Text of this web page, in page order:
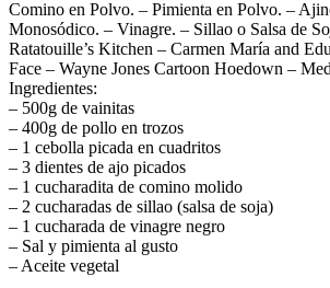
Comino en Polvo. – Pimienta en Polvo. –
Monosódico. – Vinagre. – Sillao o Salsa de
Ratatouille’s Kitchen – Carmen María and
Face – Wayne Jones Cartoon Hoedown –
Ingredientes:
– 500g de vainitas
– 400g de pollo en trozos
– 1 cebolla picada en cuadritos
– 3 dientes de ajo picados
– 1 cucharadita de comino molido
– 2 cucharadas de sillao (salsa de soja)
– 1 cucharada de vinagre negro
– Sal y pimienta al gusto
– Aceite vegetal